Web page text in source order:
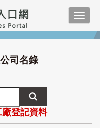
司名錄
廠登記資料